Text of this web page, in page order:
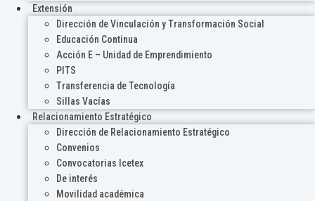
Extensión
Dirección de Vinculación y Transformación Social
Educación Continua
Acción E – Unidad de Emprendimiento
PITS
Transferencia de Tecnología
Sillas Vacías
Relacionamiento Estratégico
Dirección de Relacionamiento Estratégico
Convenios
Convocatorias Icetex
De interés
Movilidad académica